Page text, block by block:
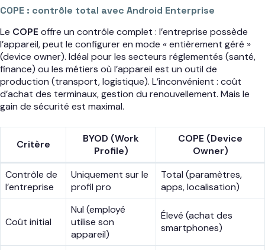
COPE : contrôle total avec Android Enterprise
Le COPE offre un contrôle complet : l’entreprise possède
l’appareil, peut le configurer en mode « entièrement géré »
(device owner). Idéal pour les secteurs réglementés (santé,
finance) ou les métiers où l’appareil est un outil de
production (transport, logistique). L’inconvénient : coût
d’achat des terminaux, gestion du renouvellement. Mais le
gain de sécurité est maximal.
Critère
BYOD (Work
Profile)
COPE (Device
Owner)
Contrôle de
l’entreprise
Uniquement sur le
profil pro
Total (paramètres,
apps, localisation)
Coût initial
Nul (employé
utilise son
appareil)
Élevé (achat des
smartphones)